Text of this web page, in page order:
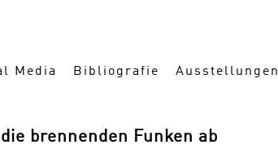
Media Bibliografie Ausstellungen
brennenden Funken ab